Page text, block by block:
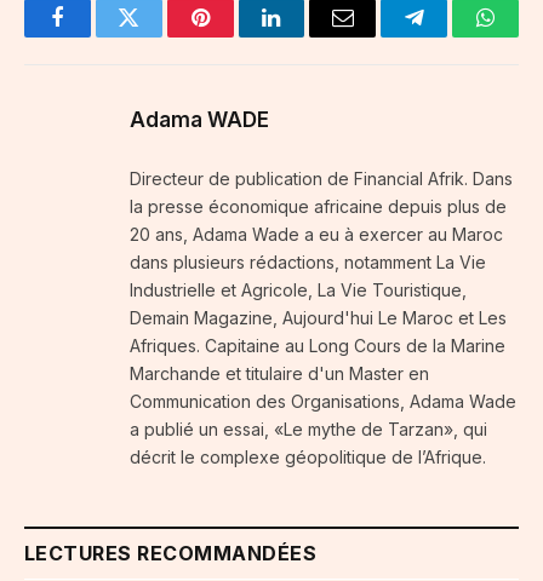
FacebookTwitter PinterestLinkedInEmail Telegram
Adama WADE
Directeur de publication de Financial Afrik. Dans
la presse économique africaine depuis plus de
20 ans, Adama Wade a eu à exercer au Maroc
dans plusieurs rédactions, notamment La Vie
Industrielle et Agricole, La Vie Touristique,
Demain Magazine, Aujourd'hui Le Maroc et Les
Afriques. Capitaine au Long Cours de la Marine
Marchande et titulaire d'un Master en
Communication des Organisations, Adama Wade
a publié un essai, «Le mythe de Tarzan», qui
décrit le complexe géopolitique de l’Afrique.
LECTURES RECOMMANDÉES